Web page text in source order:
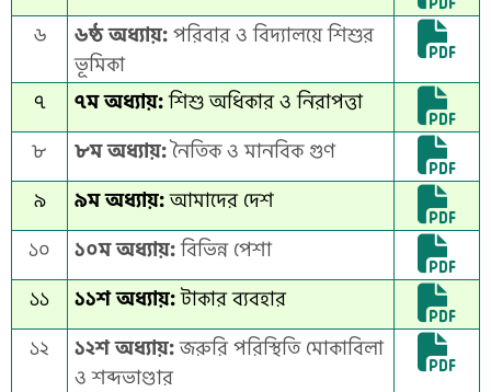
৬
৬ষ্ঠ অধ্যায়: পরিবার ও বিদ্যালয়ে শিশুর
ভূমিকা
৭
৭ম অধ্যায়:শিশু অধিকার ও নিরাপত্তা
৮
৮ম অধ্যায়:নৈতিক ও মানবিক গুণ
৯
৯ম অধ্যায়:আমাদের দেশ
১০
১০ম অধ্যায়:বিভিন্ন পেশা
১১
১১শ অধ্যায়:টাকার ব্যবহার
১২
১২শ অধ্যায়:জরুরি পরিস্থিতি মোকাবিলা
ও শব্দভাণ্ডার